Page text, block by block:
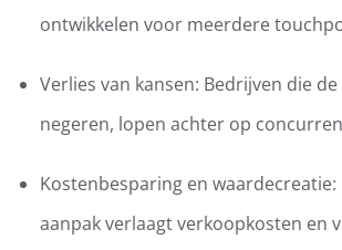
ontwikkelen voor meerdere
Verlies van kansen: Bedrijven die
negeren, lopen achter op
Kostenbesparing en
aanpak verlaagt verkoopkosten en